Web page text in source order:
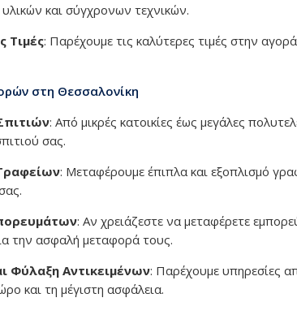
και σύγχρονων τεχνικών.
Τιμές: Παρέχουμε τις καλύτερες τιμές στην
στη Θεσσαλονίκη
: Από μικρές κατοικίες έως μεγάλες
σας.
: Μεταφέρουμε έπιπλα και εξοπλισμό
: Αν χρειάζεστε να μεταφέρετε
την ασφαλή μεταφορά τους.
Φύλαξη Αντικειμένων: Παρέχουμε υπηρεσίες
και τη μέγιστη ασφάλεια.